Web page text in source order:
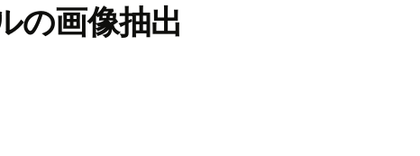
の画像抽出